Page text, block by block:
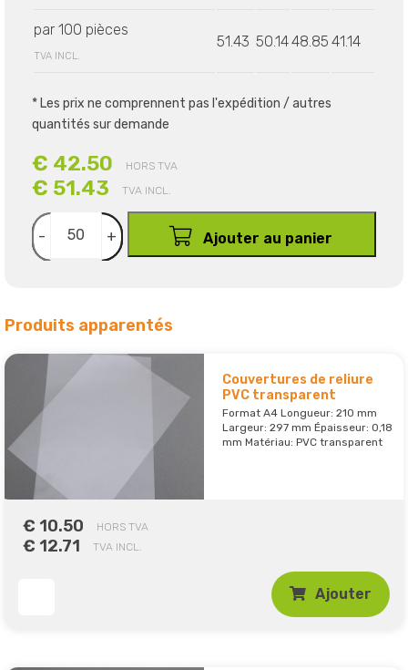
par 100 pièces
TVA INCL.
51.43 50.1448.85 41.14
* Les prix ne comprennent pas l'expédition / autres
quantités sur demande
€ 42.50 HORS TVA
€ 51.43 TVA INCL.
- + Ajouter au panier
Produits apparentés
Couvertures de reliure
PVC transparent
Format A4 Longueur: 210 mm
Largeur: 297 mm Épaisseur: 0,18
mm Matériau: PVC transparent
€ 10.50 HORS TVA
€ 12.71 TVA INCL.
Ajouter